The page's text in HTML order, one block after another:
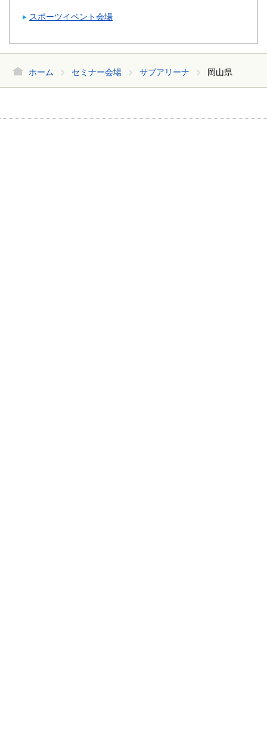
スポーツイベント会場
ホーム セミナー会場 サブアリーナ 岡山県